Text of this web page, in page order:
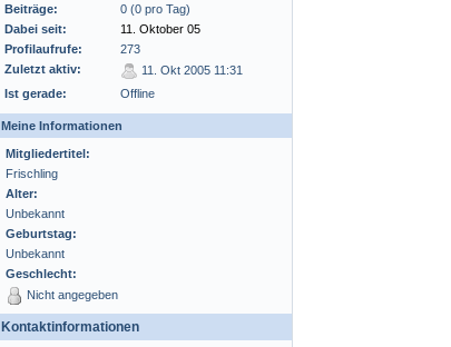
Beiträge:
0 (0 pro Tag)
Dabei seit:
11. Oktober 05
Profilaufrufe:
273
Zuletzt aktiv:
11. Okt 2005 11:31
Ist gerade:
Offline
Meine Informationen
Mitgliedertitel:
Frischling
Alter:
Unbekannt
Geburtstag:
Unbekannt
Geschlecht:
Nicht angegeben
Kontaktinformationen